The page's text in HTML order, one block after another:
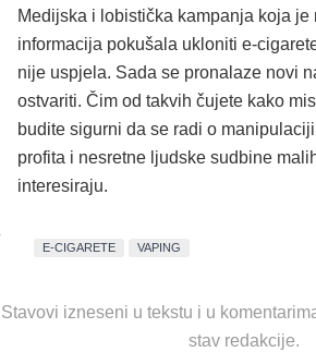
Medijska i lobistička kampanja koja je
informacija pokušala ukloniti e-
nije uspjela. Sada se pronalaze novi
ostvariti. Čim od takvih čujete kako
budite sigurni da se radi o
profita i nesretne ljudske sudbine
interesiraju.
E-CIGARETE VAPING
Stavovi izneseni u tekstu i u
stav redakcije.